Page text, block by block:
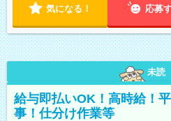
気になる！ 応募
未読
給与即払いOK！高時給！
事！仕分け作業等